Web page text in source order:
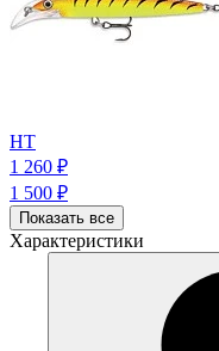
HT
1 260 ₽
1 500 ₽
Показать все
Характеристики